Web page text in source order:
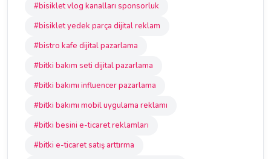
#bisiklet vlog kanalları sponsorluk
#bisiklet yedek parça dijital reklam
#bistro kafe dijital pazarlama
#bitki bakım seti dijital pazarlama
#bitki bakımı influencer pazarlama
#bitki bakımı mobil uygulama reklamı
#bitki besini e-ticaret reklamları
#bitki e-ticaret satış arttırma